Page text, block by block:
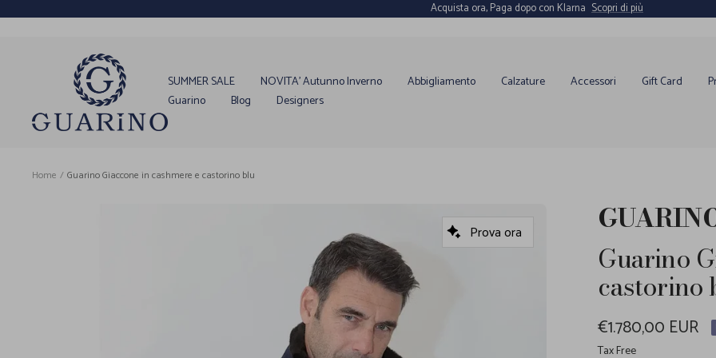
Acquista ora, Paga dopo con Klarna Scopri di più
SUMMER SALE NOVITA' Autunno Inverno Abbigliamento Calzature Accessori Gift Card
Guarino
Blog Designers
Home Guarino Giaccone in cashmere e castorino blu
Prova ora
Guarino
castorino
Prezzo
€1.780,00 EUR
Tax Free